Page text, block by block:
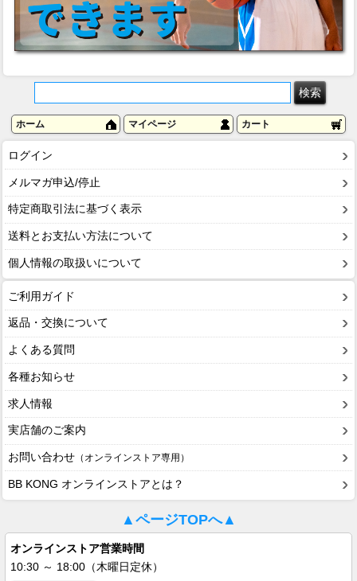
ホーム マイページ カート
ログイン
メルマガ申込/停止
特定商取引法に基づく表示
送料とお支払い方法について
個人情報の取扱いについて
ご利用ガイド
返品・交換について
よくある質問
各種お知らせ
求人情報
実店舗のご案内
お問い合わせ （オンラインストア専用）
BB KONG オンラインストアとは？
▲ページTOPへ▲
オンラインストア営業時間
10:30 ～ 18:00（木曜日定休）